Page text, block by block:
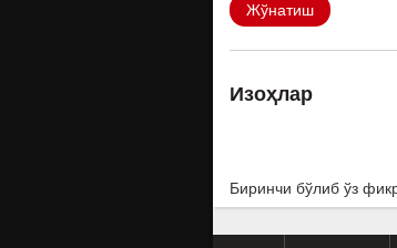
Жўнатиш
Изоҳлар
Биринчи бўлиб ўз